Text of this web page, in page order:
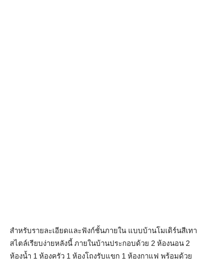
สำหรับรายละเอียดและฟังก์ชั้นภายใน แบบบ้านโมเดิร์นสีเทา
สไตล์เรียบง่ายหลังนี้ ภายในบ้านประกอบด้วย 2 ห้องนอน 2
ห้องน้ำ 1 ห้องครัว 1 ห้องโถงรับแขก 1 ห้องกาแฟ พร้อมด้วย